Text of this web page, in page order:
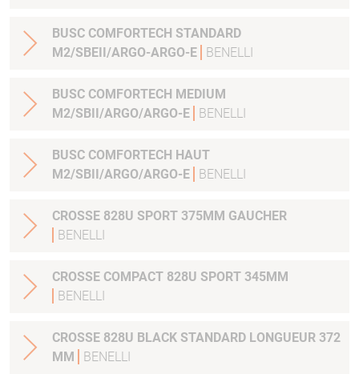
BUSC COMFORTECH STANDARD
M2/SBEII/ARGO-ARGO-E
BENELLI
BUSC COMFORTECH MEDIUM
M2/SBII/ARGO/ARGO-E
BENELLI
BUSC COMFORTECH HAUT
M2/SBII/ARGO/ARGO-E
BENELLI
CROSSE 828U SPORT 375MM GAUCHER
BENELLI
CROSSE COMPACT 828U SPORT 345MM
BENELLI
CROSSE 828U BLACK STANDARD LONGUEUR 372
MM
BENELLI